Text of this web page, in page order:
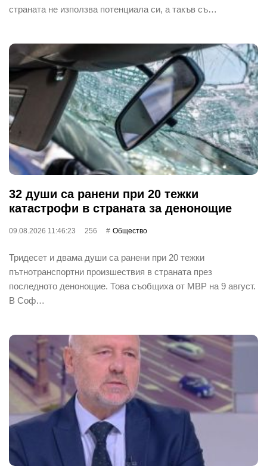
страната не използва потенциала си, а такъв съ…
32 души са ранени при 20 тежки
катастрофи в страната за денонощие
09.08.2026 11:46:23 256 Общество
Тридесет и двама души са ранени при 20 тежки
пътнотранспортни произшествия в страната през
последното денонощие. Това съобщиха от МВР на 9 август.
В Соф…